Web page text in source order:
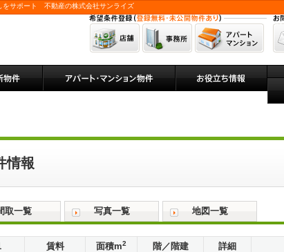
をサポート 不動産の株式会社サンライズ
情報
取一覧 写真一覧 地図一覧
賃料
面積m2
階／階建
詳細